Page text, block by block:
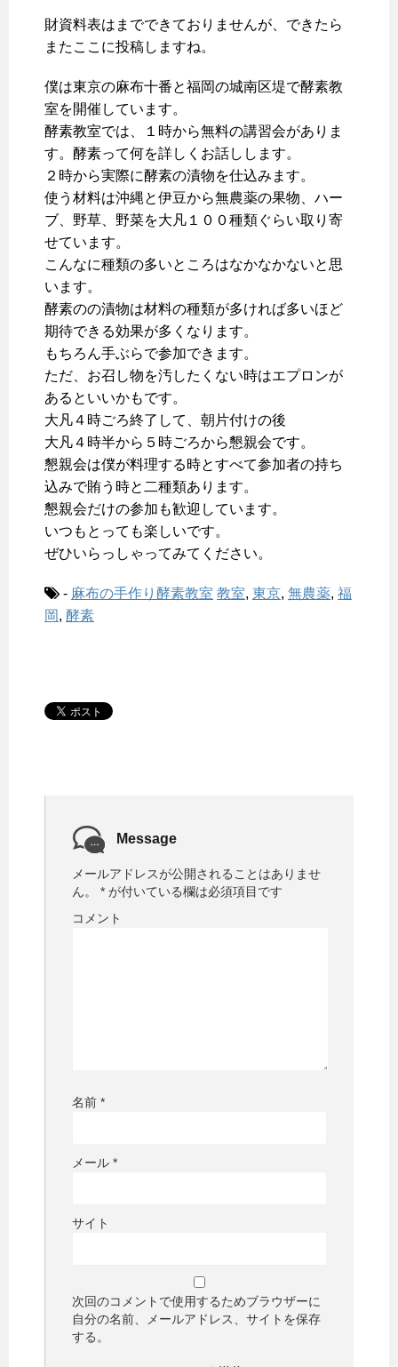
財資料表はまでできておりませんが、できたら
またここに投稿しますね。
僕は東京の麻布十番と福岡の城南区堤で酵素教
室を開催しています。
酵素教室では、１時から無料の講習会がありま
す。酵素って何を詳しくお話しします。
２時から実際に酵素の漬物を仕込みます。
使う材料は沖縄と伊豆から無農薬の果物、ハー
ブ、野草、野菜を大凡１００種類ぐらい取り寄
せています。
こんなに種類の多いところはなかなかないと思
います。
酵素のの漬物は材料の種類が多ければ多いほど
期待できる効果が多くなります。
もちろん手ぶらで参加できます。
ただ、お召し物を汚したくない時はエプロンが
あるといいかもです。
大凡４時ごろ終了して、朝片付けの後
大凡４時半から５時ごろから懇親会です。
懇親会は僕が料理する時とすべて参加者の持ち
込みで賄う時と二種類あります。
懇親会だけの参加も歓迎しています。
いつもとっても楽しいです。
ぜひいらっしゃってみてください。
- 麻布の手作り酵素教室 教室, 東京, 無農薬, 福
岡, 酵素
Message
メールアドレスが公開されることはありませ
ん。
* が付いている欄は必須項目です
コメント
名前 *
メール *
サイト
次回のコメントで使用するためブラウザーに
自分の名前、メールアドレス、サイトを保存
する。